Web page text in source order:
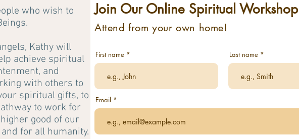
who wish to
Kathy will
achieve spiritual
and
with others to
spiritual gifts, to
to work for
good of our
for all humanity.
Join Our Online Spiritual Workshop
Attend from your own home!
First name Last name
Email